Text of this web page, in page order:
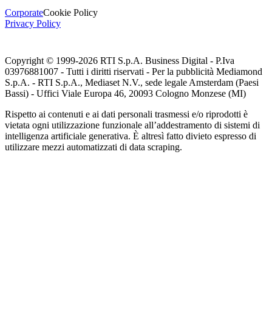
CorporateCookie Policy
Privacy Policy
Copyright © 1999-2026 RTI S.p.A. Business Digital - P.Iva
03976881007 - Tutti i diritti riservati - Per la pubblicità Mediamond
S.p.A. - RTI S.p.A., Mediaset N.V., sede legale Amsterdam (Paesi
Bassi) - Uffici Viale Europa 46, 20093 Cologno Monzese (MI)
Rispetto ai contenuti e ai dati personali trasmessi e/o riprodotti è
vietata ogni utilizzazione funzionale all’addestramento di sistemi di
intelligenza artificiale generativa. È altresì fatto divieto espresso di
utilizzare mezzi automatizzati di data scraping.